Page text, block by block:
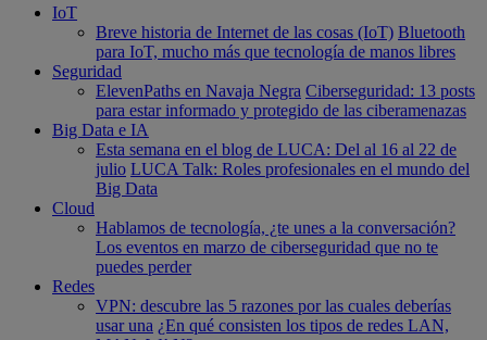
IoT
Breve historia de Internet de las cosas (IoT) Bluetooth
para IoT, mucho más que tecnología de manos libres
Seguridad
ElevenPaths en Navaja Negra Ciberseguridad: 13 posts
para estar informado y protegido de las ciberamenazas
Big Data e IA
Esta semana en el blog de LUCA: Del al 16 al 22 de
julio LUCA Talk: Roles profesionales en el mundo del
Big Data
Cloud
Hablamos de tecnología, ¿te unes a la conversación?
Los eventos en marzo de ciberseguridad que no te
puedes perder
Redes
VPN: descubre las 5 razones por las cuales deberías
usar una ¿En qué consisten los tipos de redes LAN,